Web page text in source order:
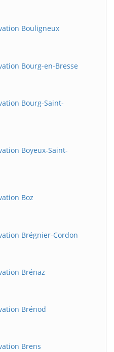
Bouligneux
Bourg-en-Bresse
Bourg-Saint-
Boyeux-Saint-
Boz
Brégnier-Cordon
Brénaz
Brénod
Brens